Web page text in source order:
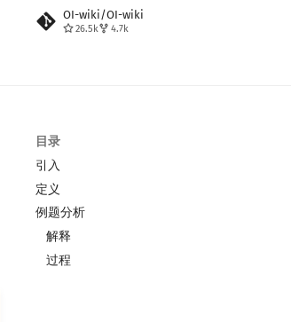
OI-wiki/OI-wiki
26.5k 4.7k
目录
引入
定义
例题分析
解释
过程